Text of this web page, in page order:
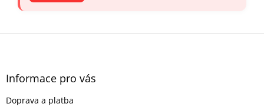
Z
Informace pro vás
Doprava a platba